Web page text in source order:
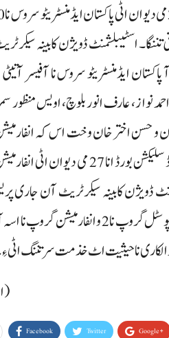
گروپ نا اسہ آفیسر اسے گریڈ۔ 21 آن 22 اٹی ترقی تننگا۔ اسٹیبلشمنٹ ڈویژن
گریڈ۔ 21 آن 22 اٹی ترقی کروک آ پاکستان ایڈمنسٹریٹو سروس نا
عارف انور بلوچ، اویس منظور
و حسن اختر خان وخت اس کہ
آفیسر شاہیرہ شاہد اوار ءُ۔ وزیراعظم محمد شہباز شریف نا کماشی ٹی ہائی پاورڈ
آ اسٹیبلشمنٹ ڈویژن کابینہ سیکرٹریٹ آن
رداٹ ہائی پاورڈ سلیکشن بورڈ انا دیوان اٹی پاکستان ایڈمنسٹریٹو سروس نا 10، پوسٹل
(اے پی پی)
Facebook Twitter Google+